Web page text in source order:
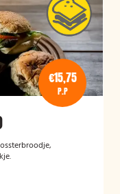
€15,75
P.P